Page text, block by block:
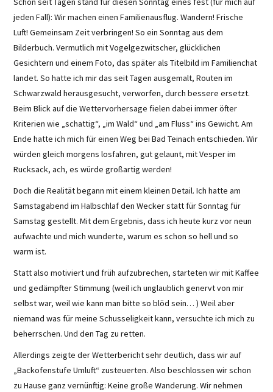
jeden Fall): Wir machen einen Familienausflug. Wandern! Frische
Luft! Gemeinsam Zeit verbringen! So ein Sonntag aus dem
Bilderbuch. Vermutlich mit Vogelgezwitscher, glücklichen
Gesichtern und einem Foto, das später als Titelbild im Familienchat
landet. So hatte ich mir das seit Tagen ausgemalt, Routen im
Schwarzwald herausgesucht, verworfen, durch bessere ersetzt.
Beim Blick auf die Wettervorhersage fielen dabei immer öfter
Kriterien wie „schattig“, „im Wald“ und „am Fluss“ ins Gewicht. Am
Ende hatte ich mich für einen Weg bei Bad Teinach entschieden. Wir
würden gleich morgens losfahren, gut gelaunt, mit Vesper im
Rucksack, ach, es würde großartig werden!
Doch die Realität begann mit einem kleinen Detail. Ich hatte am
Samstagabend im Halbschlaf den Wecker statt für Sonntag für
Samstag gestellt. Mit dem Ergebnis, dass ich heute kurz vor neun
aufwachte und mich wunderte, warum es schon so hell und so
warm ist.
Statt also motiviert und früh aufzubrechen, starteten wir mit Kaffee
und gedämpfter Stimmung (weil ich unglaublich genervt von mir
selbst war, weil wie kann man bitte so blöd sein… ) Weil aber
niemand was für meine Schusseligkeit kann, versuchte ich mich zu
beherrschen. Und den Tag zu retten.
Allerdings zeigte der Wetterbericht sehr deutlich, dass wir auf
„Backofenstufe Umluft“ zusteuerten. Also beschlossen wir schon
zu Hause ganz vernünftig: Keine große Wanderung. Wir nehmen